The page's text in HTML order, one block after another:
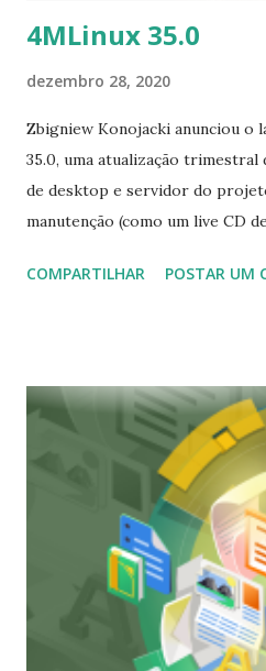
4MLinux 35.0
dezembro 28, 2020
Zbigniew Konojacki anunciou o
35.0, uma atualização
de desktop e servidor do
manutenção (como um live CD
arquivos multimídia), mini -
Inkscape e Dangerous Dave
4MLinux 35.0 foi alterado para
novo lançamento principal tem
Inkscape (editor de gráficos
disponível como uma extensão
Dave foi adicionado à coleção
jogados via DOSBox. Notepad
avançado) foi incluído no o
(scanner de rede) e ircII
COMPARTILHAR POSTAR UM